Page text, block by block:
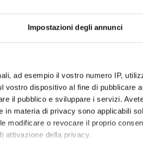
Impostazioni degli annunci
ad esempio il vostro numero IP,
dispositivo al fine di pubblicare
il pubblico e sviluppare i servizi.
materia di privacy sono applicabili
modificare o revocare il proprio
attivazione della privacy.
relativi alla realizzazione di
procedimento di esproprio quale